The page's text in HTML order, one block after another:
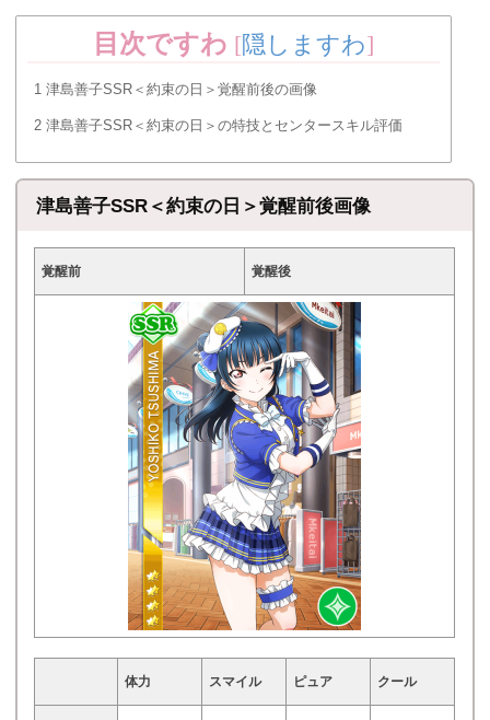
目次ですわ [隠しますわ]
1 津島善子SSR＜約束の日＞覚醒前後の画像
2 津島善子SSR＜約束の日＞の特技とセンタースキル評価
津島善子SSR＜約束の日＞覚醒前後画像
覚醒前 覚醒後
体力 スマイル ピュア クール